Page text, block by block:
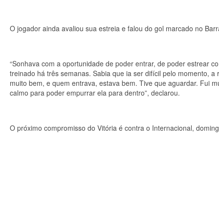
O jogador ainda avaliou sua estreia e falou do gol marcado no
“Sonhava com a oportunidade de poder entrar, de poder estrear
treinado há três semanas. Sabia que ia ser difícil pelo momento,
muito bem, e quem entrava, estava bem. Tive que aguardar. Fui
calmo para poder empurrar ela para dentro”, declarou.
O próximo compromisso do Vitória é contra o Internacional,